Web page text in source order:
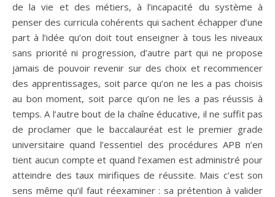
de la vie et des métiers, à l’incapacité du système à
penser des curricula cohérents qui sachent échapper d’une
part à l’idée qu’on doit tout enseigner à tous les niveaux
sans priorité ni progression, d’autre part qui ne propose
jamais de pouvoir revenir sur des choix et recommencer
des apprentissages, soit parce qu’on ne les a pas choisis
au bon moment, soit parce qu’on ne les a pas réussis à
temps. A l’autre bout de la chaîne éducative, il ne suffit pas
de proclamer que le baccalauréat est le premier grade
universitaire quand l’essentiel des procédures APB n’en
tient aucun compte et quand l’examen est administré pour
atteindre des taux mirifiques de réussite. Mais c’est son
sens même qu’il faut réexaminer : sa prétention à valider